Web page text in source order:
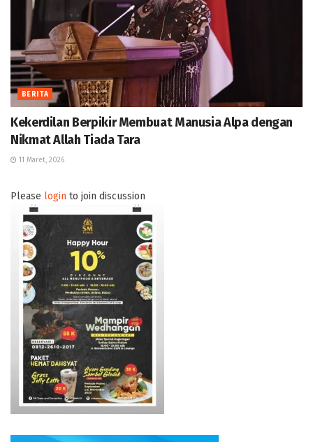
BERITA
Kekerdilan Berpikir Membuat Manusia Alpa dengan
Nikmat Allah Tiada Tara
11 Maret, 2026
Please login to join discussion